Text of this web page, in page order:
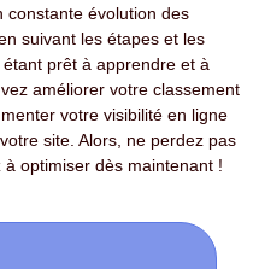
constante évolution des
suivant les étapes et les
prêt à apprendre et à
améliorer votre classement
votre visibilité en ligne
site. Alors, ne perdez pas
optimiser dès maintenant !